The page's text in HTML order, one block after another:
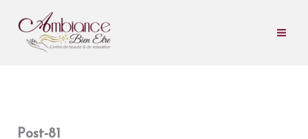
contenu
Post-81